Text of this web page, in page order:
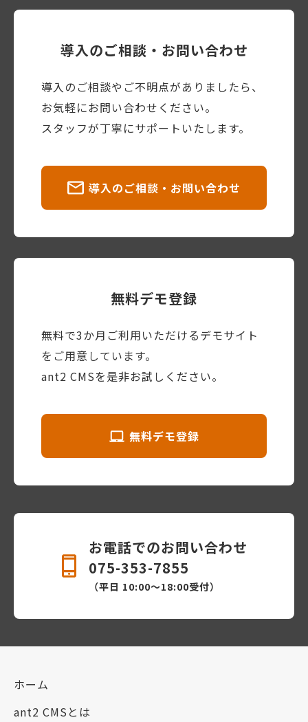
導入のご相談・お問い合わせ
導入のご相談やご不明点がありましたら、
お気軽にお問い合わせください。
スタッフが丁寧にサポートいたします。
導入のご相談・お問い合わせ
無料デモ登録
無料で3か月ご利用いただけるデモサイト
をご用意しています。
ant2 CMSを是非お試しください。
無料デモ登録
お電話でのお問い合わせ
075-353-7855
（平日 10:00〜18:00受付）
ホーム
ant2 CMSとは